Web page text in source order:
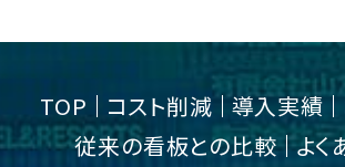
TOP コスト削減 導入実績
従来の看板との比較 よく